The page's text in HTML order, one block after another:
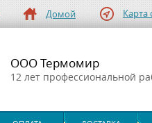
Домой Карта
ООО Термомир
12 лет профессиональной